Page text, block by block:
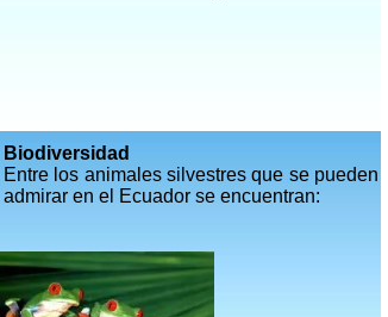
Biodiversidad
Entre los animales silvestres que se pueden
admirar en el Ecuador se encuentran: